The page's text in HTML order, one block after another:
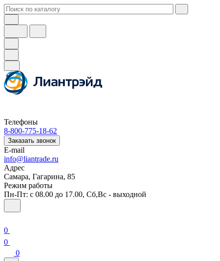
Телефоны
8-800-775-18-62
Заказать звонок
E-mail
info@liantrade.ru
Адрес
Самара, Гагарина, 85
Режим работы
Пн-Пт: c 08.00 до 17.00, Cб,Вс - выходной
0
0
0